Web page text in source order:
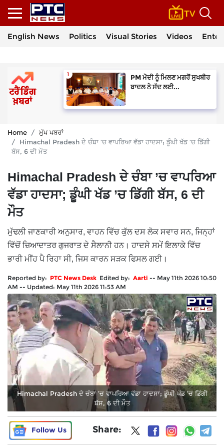
English News Politics Visual Stories Videos
PM ਮੋਦੀ ਨੂੰ ਮਿਲਣ ਮਗਰੋਂ ਸੁਖਬੀਰ
ਬਾਦਲ ਨੇ ਸੱਦ ਲਈ...
Home
ਮੁੱਖ ਖਬਰਾਂ
Himachal Pradesh ਦੇ ਚੰਬਾ ’ਚ ਵਾਪਰਿਆ ਵੱਡਾ ਹਾਦਸਾ; ਡੂੰਘੀ ਖੱਡ ’ਚ ਡਿੱਗੀ
ਬੱਸ, 6 ਦੀ ਮੌਤ
Himachal Pradesh ਦੇ ਚੰਬਾ ’ਚ ਵਾਪਰਿਆ
ਵੱਡਾ ਹਾਦਸਾ; ਡੂੰਘੀ ਖੱਡ ’ਚ ਡਿੱਗੀ ਬੱਸ, 6 ਦੀ
ਮੌਤ
ਮੁੱਢਲੀ ਜਾਣਕਾਰੀ ਅਨੁਸਾਰ, ਵਾਹਨ ਵਿੱਚ ਕੁੱਲ ਦਸ ਲੋਕ ਸਵਾਰ ਸਨ, ਜਿਨ੍ਹਾਂ
ਵਿੱਚੋਂ ਜ਼ਿਆਦਾਤਰ ਗੁਜਰਾਤ ਦੇ ਸੈਲਾਨੀ ਹਨ। ਹਾਦਸੇ ਸਮੇਂ ਇਲਾਕੇ ਵਿੱਚ
ਭਾਰੀ ਮੀਂਹ ਪੈ ਰਿਹਾ ਸੀ, ਜਿਸ ਕਾਰਨ ਸੜਕ ਫਿਸਲ ਗਈ।
Reported by: PTC News Desk Edited by: Aarti -- May 11th 2026 10:50
AM -- Updated: May 11th 2026 11:53 AM
Himachal Pradesh ਦੇ ਚੰਬਾ ’ਚ ਵਾਪਰਿਆ ਵੱਡਾ ਹਾਦਸਾ; ਡੂੰਘੀ ਖੱਡ ’ਚ ਡਿੱਗੀ
ਬੱਸ, 6 ਦੀ ਮੌਤ
Follow Us Share: